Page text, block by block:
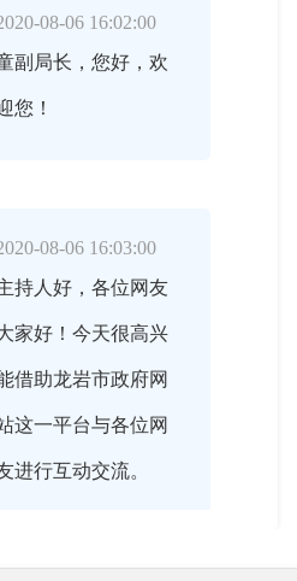
08-06 16:02:00
副局长，您好，欢
您！
08-06 16:03:00
持人好，各位网友
家好！今天很高兴
借助龙岩市政府网
这一平台与各位网
进行互动交流。